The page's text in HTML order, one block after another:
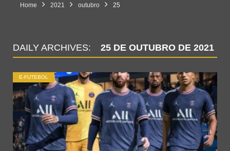
Home 2021 outubro 25
DAILY ARCHIVES: 25 DE OUTUBRO DE 2021
E-FUTEBOL